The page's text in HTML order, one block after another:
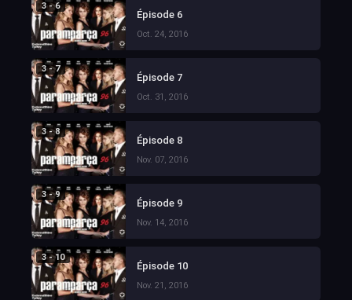
3 - 6
Épisode 6
Oct. 24, 2016
3 - 7
Épisode 7
Oct. 31, 2016
3 - 8
Épisode 8
Nov. 07, 2016
3 - 9
Épisode 9
Nov. 14, 2016
3 - 10
Épisode 10
Nov. 21, 2016